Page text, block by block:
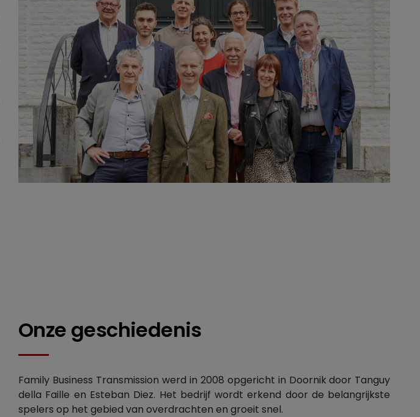
Onze geschiedenis
Family Business Transmission werd in 2008 opgericht in Doornik door Tanguy
della Faille en Esteban Diez. Het bedrijf wordt erkend door de belangrijkste
spelers op het gebied van overdrachten en groeit snel.